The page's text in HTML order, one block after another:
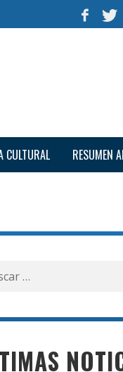
CULTURAL RESUMEN